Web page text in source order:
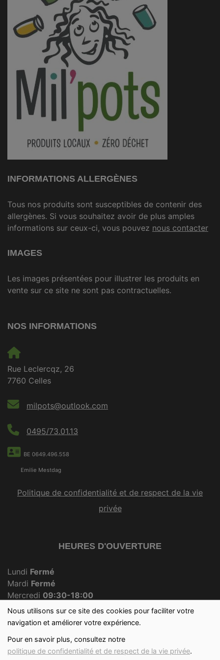
Nous utilisons sur ce site des cookies pour faciliter votre
navigation et améliorer votre expérience.
Pour en savoir plus, consultez notre
politique de confidentialité et de respect de la vie privée.
INFORMATIONS ALLERGÈNES
Tous nos produits sont susceptibles de contenir des
allergènes. Si vous souhaitez avoir de plus amples
informations sur ceux-ci, vous pouvez nous contacter
IMAGES
Les images présentées pour illustrer les produits en
vente sur ce site ne sont pas contractuelles.
NOS INFORMATIONS
Rue Leclercqz, 26
7760 Celles
milpots@outlook.com
0495/73.01.13
BE 0649.496.558
Emilie Mestdag
Politique de confidentialité et de respect de la vie
privée
HEURES D'OUVERTURE
Lundi Fermé
Mardi Fermé
Mercredi 09:30-18:00
JeudiFermé
Vendredi 09:30-18:00
Dimanche09:30-12:00